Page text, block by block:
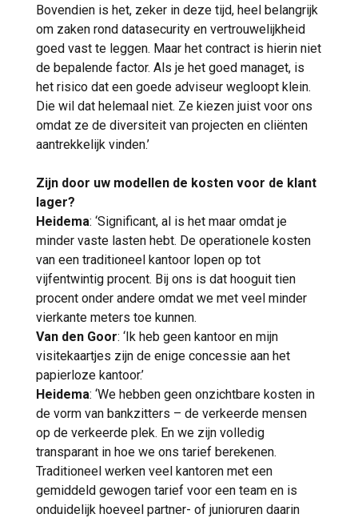
Bovendien is het, zeker in deze tijd, heel belangrijk
om zaken rond datasecurity en vertrouwelijkheid
goed vast te leggen. Maar het contract is hierin niet
de bepalende factor. Als je het goed managet, is
het risico dat een goede adviseur wegloopt klein.
Die wil dat helemaal niet. Ze kiezen juist voor ons
omdat ze de diversiteit van projecten en cliënten
aantrekkelijk vinden.’
Zijn door uw modellen de kosten voor de klant
lager?
Heidema: ‘Significant, al is het maar omdat je
minder vaste lasten hebt. De operationele kosten
van een traditioneel kantoor lopen op tot
vijfentwintig procent. Bij ons is dat hooguit tien
procent onder andere omdat we met veel minder
vierkante meters toe kunnen.
Van den Goor: ‘Ik heb geen kantoor en mijn
visitekaartjes zijn de enige concessie aan het
papierloze kantoor.’
Heidema: ‘We hebben geen onzichtbare kosten in
de vorm van bankzitters – de verkeerde mensen
op de verkeerde plek. En we zijn volledig
transparant in hoe we ons tarief berekenen.
Traditioneel werken veel kantoren met een
gemiddeld gewogen tarief voor een team en is
onduidelijk hoeveel partner- of junioruren daarin